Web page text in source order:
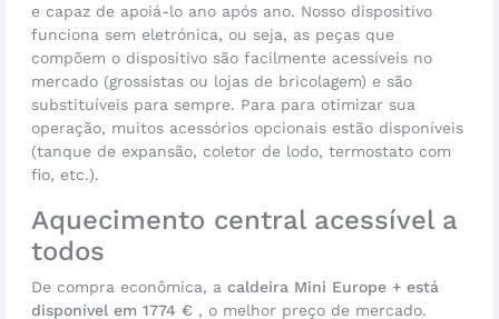
e capaz de apoiá-lo ano após ano. Nosso dispositivo
funciona sem eletrónica, ou seja, as peças que
compõem o dispositivo são facilmente acessíveis no
mercado (grossistas ou lojas de bricolagem) e são
substituíveis para sempre. Para para otimizar sua
operação, muitos acessórios opcionais estão disponíveis
(tanque de expansão, coletor de lodo, termostato com
fio, etc.).
Aquecimento central acessível a
todos
De compra econômica, a caldeira Mini Europe + está
disponível em 1774 € , o melhor preço de mercado.